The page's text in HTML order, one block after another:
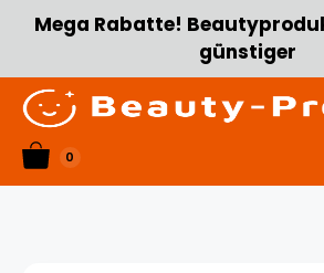
Zum
Inhalt
Mega Rabatte!
günstiger
0